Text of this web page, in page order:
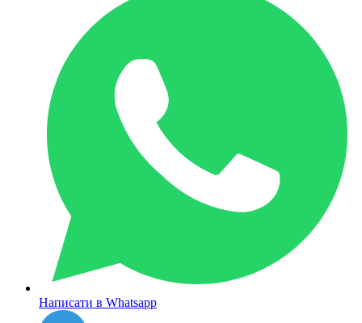
Написати в Whatsapp